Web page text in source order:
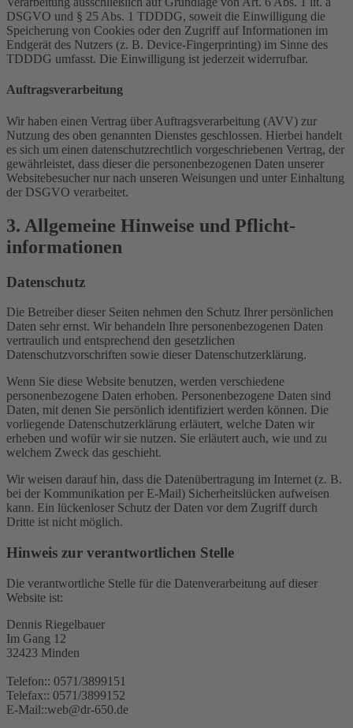
DSGVO und § 25 Abs. 1 TDDDG, soweit die Einwilligung die
Speicherung von Cookies oder den Zugriff auf Informationen im
Endgerät des Nutzers (z. B. Device-Fingerprinting) im Sinne des
TDDDG umfasst. Die Einwilligung ist jederzeit widerrufbar.
Auftragsverarbeitung
Wir haben einen Vertrag über Auftragsverarbeitung (AVV) zur
Nutzung des oben genannten Dienstes geschlossen. Hierbei handelt
es sich um einen datenschutzrechtlich vorgeschriebenen Vertrag, der
gewährleistet, dass dieser die personenbezogenen Daten unserer
Websitebesucher nur nach unseren Weisungen und unter Einhaltung
der DSGVO verarbeitet.
3. Allgemeine Hinweise und Pflicht­
informationen
Datenschutz
Die Betreiber dieser Seiten nehmen den Schutz Ihrer persönlichen
Daten sehr ernst. Wir behandeln Ihre personenbezogenen Daten
vertraulich und entsprechend den gesetzlichen
Datenschutzvorschriften sowie dieser Datenschutzerklärung.
Wenn Sie diese Website benutzen, werden verschiedene
personenbezogene Daten erhoben. Personenbezogene Daten sind
Daten, mit denen Sie persönlich identifiziert werden können. Die
vorliegende Datenschutzerklärung erläutert, welche Daten wir
erheben und wofür wir sie nutzen. Sie erläutert auch, wie und zu
welchem Zweck das geschieht.
Wir weisen darauf hin, dass die Datenübertragung im Internet (z. B.
bei der Kommunikation per E-Mail) Sicherheitslücken aufweisen
kann. Ein lückenloser Schutz der Daten vor dem Zugriff durch
Dritte ist nicht möglich.
Hinweis zur verantwortlichen Stelle
Die verantwortliche Stelle für die Datenverarbeitung auf dieser
Website ist:
Dennis Riegelbauer
Im Gang 12
32423 Minden
Telefon:: 0571/3899151
Telefax:: 0571/3899152
E-Mail::web@dr-650.de